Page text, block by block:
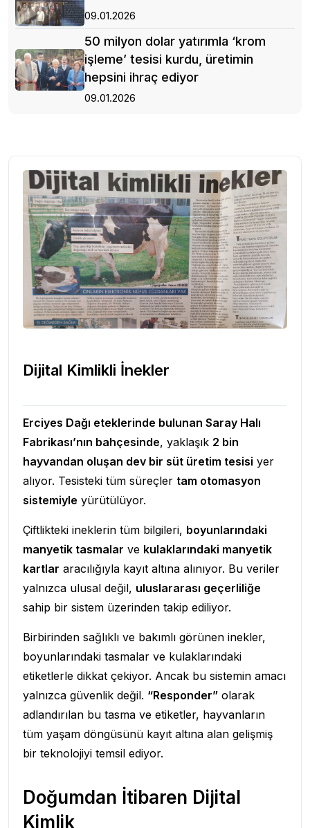
Dijital Kimlikli İnekler
Erciyes Dağı eteklerinde bulunan Saray Halı
Fabrikası’nın bahçesinde, yaklaşık 2 bin
hayvandan oluşan dev bir süt üretim tesisi yer
alıyor. Tesisteki tüm süreçler tam otomasyon
sistemiyle yürütülüyor.
Çiftlikteki ineklerin tüm bilgileri, boyunlarındaki
manyetik tasmalar ve kulaklarındaki manyetik
kartlar aracılığıyla kayıt altına alınıyor. Bu veriler
yalnızca ulusal değil, uluslararası geçerliliğe
sahip bir sistem üzerinden takip ediliyor.
Birbirinden sağlıklı ve bakımlı görünen inekler,
boyunlarındaki tasmalar ve kulaklarındaki
etiketlerle dikkat çekiyor. Ancak bu sistemin amacı
yalnızca güvenlik değil. “Responder” olarak
adlandırılan bu tasma ve etiketler, hayvanların
tüm yaşam döngüsünü kayıt altına alan gelişmiş
bir teknolojiyi temsil ediyor.
Doğumdan İtibaren Dijital
Kimlik
09.01.2026
50 milyon dolar yatırımla ‘krom
işleme’ tesisi kurdu, üretimin
hepsini ihraç ediyor
09.01.2026